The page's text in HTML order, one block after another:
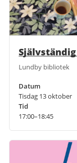
Lundby bibliotek
Datum
Tisdag 13 oktober
Tid
17:00–18:45